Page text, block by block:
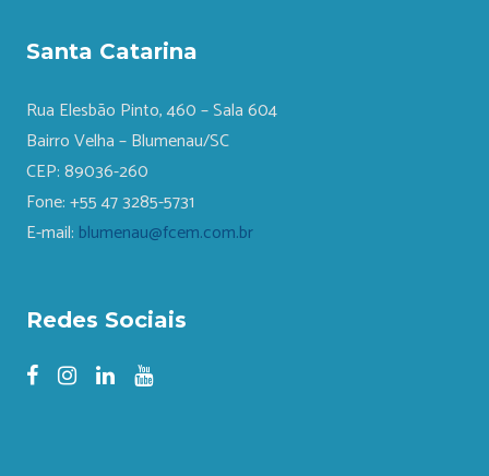
Santa Catarina
Rua Elesbão Pinto, 460 – Sala 604
Bairro Velha – Blumenau/SC
CEP: 89036-260
Fone: +55 47 3285-5731
E-mail: blumenau@fcem.com.br
Redes Sociais